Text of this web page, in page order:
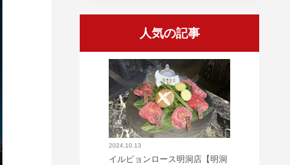
人気の記事
2024.10.13
イルピョンロース明洞店【明洞